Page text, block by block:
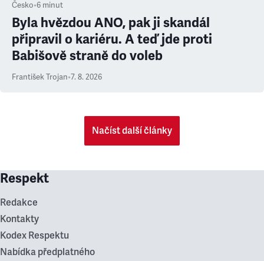
Česko•6 minut
Byla hvězdou ANO, pak ji skandál
připravil o kariéru. A teď jde proti
Babišově straně do voleb
František Trojan•7. 8. 2026
Načíst další články
Respekt
Redakce
Kontakty
Kodex Respektu
Nabídka předplatného